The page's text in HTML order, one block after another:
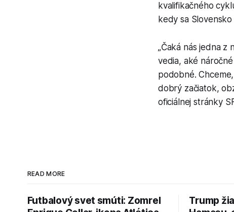
kvalifikačného
kedy sa
„Čaká nás jedna z
vedia, aké
podobné.
dobrý začiatok,
oficiálnej stránky
READ MORE
Futbalový svet smúti: Zomrel
Trump